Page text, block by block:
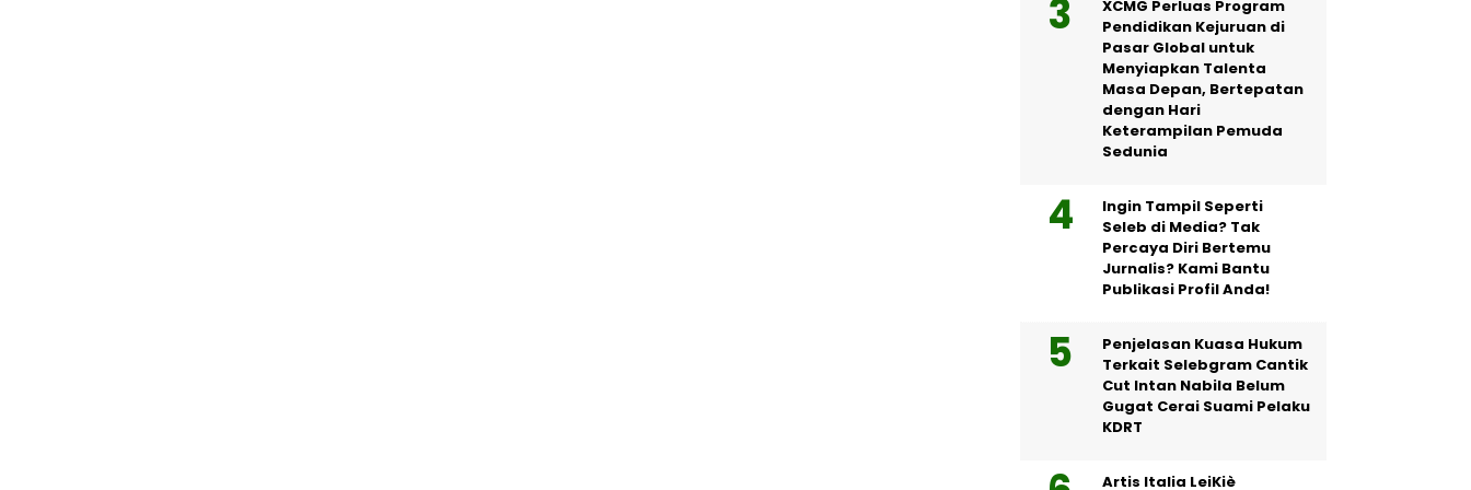
XCMG Perluas Program
Pendidikan Kejuruan di
Pasar Global untuk
Menyiapkan Talenta
Masa Depan, Bertepatan
dengan Hari
Keterampilan Pemuda
Sedunia
Ingin Tampil Seperti
Seleb di Media? Tak
Percaya Diri Bertemu
Jurnalis? Kami Bantu
Publikasi Profil Anda!
Penjelasan Kuasa Hukum
Terkait Selebgram Cantik
Cut Intan Nabila Belum
Gugat Cerai Suami Pelaku
KDRT
Artis Italia LeiKiè